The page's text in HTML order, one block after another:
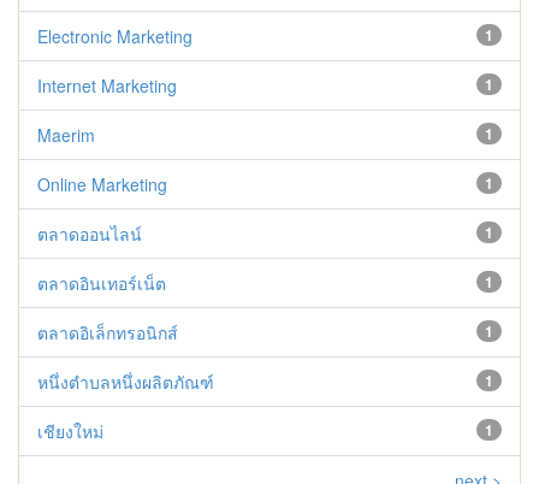
1
Electronic Marketing
1
Internet Marketing
1
Maerim
1
Online Marketing
1
ตลาดออนไลน์
1
ตลาดอินเทอร์เน็ต
1
ตลาดอิเล็กทรอนิกส์
1
หนึ่งตำบลหนึ่งผลิตภัณฑ์
1
เชียงใหม่